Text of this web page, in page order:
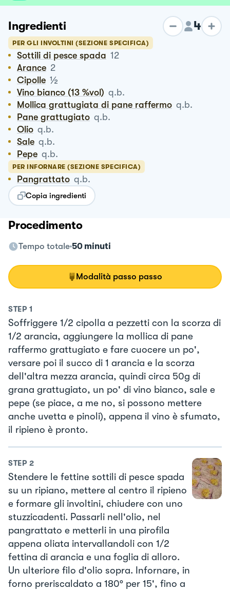
Ingredienti 4
PER GLI INVOLTINI (SEZIONE SPECIFICA)
Sottili di pesce spada 12
Arance 2
Cipolle ½
Vino bianco (13 %vol) q.b.
Mollica grattugiata di pane raffermo q.b.
Pane grattugiato q.b.
Olio q.b.
Sale q.b.
Pepe q.b.
PER INFORNARE (SEZIONE SPECIFICA)
Pangrattato q.b.
Copia ingredienti
Procedimento
Tempo totale 50 minuti
Modalità passo passo
STEP 1
Soffriggere 1/2 cipolla a pezzetti con la scorza di
1/2 arancia, aggiungere la mollica di pane
raffermo grattugiato e fare cuocere un po',
versare poi il succo di 1 arancia e la scorza
dell'altra mezza arancia, quindi circa 50g di
grana grattugiato, un po' di vino bianco, sale e
pepe (se piace, a me no, si possono mettere
anche uvetta e pinoli), appena il vino è sfumato,
il ripieno è pronto.
STEP 2
Stendere le fettine sottili di pesce spada
su un ripiano, mettere al centro il ripieno
e formare gli involtini, chiudere con uno
stuzzicadenti. Passarli nell'olio, nel
pangrattato e metterli in una pirofila
appena oliata intervallandoli con 1/2
fettina di arancia e una foglia di alloro.
Un ulteriore filo d'olio sopra. Infornare, in
forno preriscaldato a 180° per 15', fino a